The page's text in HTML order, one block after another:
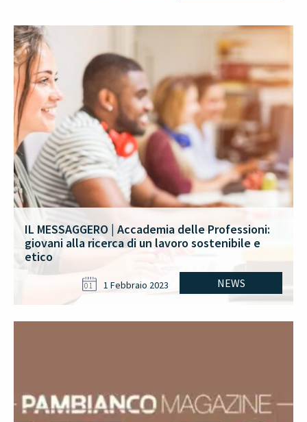
IL MESSAGGERO | Accademia delle Professioni:
giovani alla ricerca di un lavoro sostenibile e
etico
NEWS
01 1 Febbraio 2023